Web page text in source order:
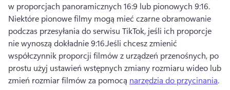
Niektóre pionowe filmy mogą mieć czarne obramowanie
podczas przesyłania do serwisu TikTok, jeśli ich proporcje
nie wynoszą dokładnie 9:16.Jeśli chcesz zmienić
współczynnik proporcji filmów z urządzeń przenośnych, po
prostu użyj ustawień wstępnych zmiany rozmiaru wideo lub
zmień rozmiar filmów za pomocą narzędzia do przycinania.